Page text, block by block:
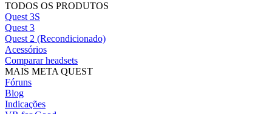
TODOS OS PRODUTOS
Quest 3S
Quest 3
Quest 2 (Recondicionado)
Acessórios
Comparar headsets
MAIS META QUEST
Fóruns
Blog
Indicações